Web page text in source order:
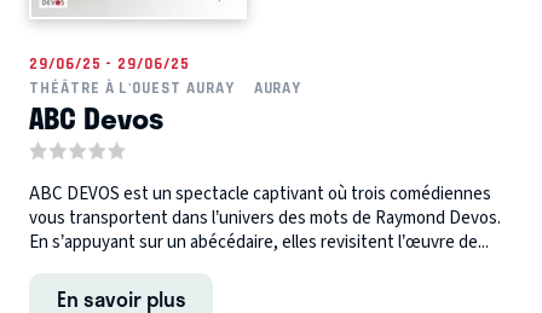
29/06/25 - 29/06/25
THÉÂTRE À L'OUEST AURAY
AURAY
ABC Devos
ABC DEVOS est un spectacle captivant où trois comédiennes
vous transportent dans l’univers des mots de Raymond Devos.
En s’appuyant sur un abécédaire, elles revisitent l’œuvre de...
En savoir plus